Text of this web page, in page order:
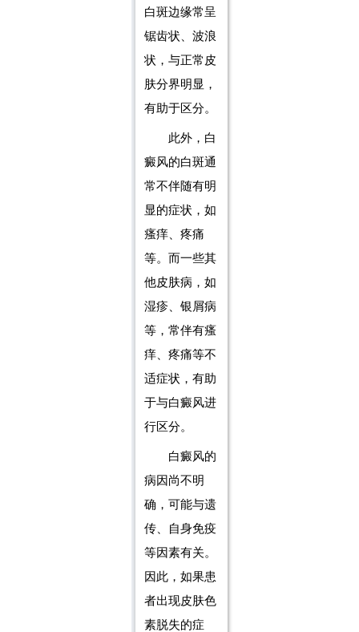
白斑边缘常呈
锯齿状、波浪
状，与正常皮
肤分界明显，
有助于区分。
此外，白
癜风的白斑通
常不伴随有明
显的症状，如
瘙痒、疼痛
等。而一些其
他皮肤病，如
湿疹、银屑病
等，常伴有瘙
痒、疼痛等不
适症状，有助
于与白癜风进
行区分。
白癜风的
病因尚不明
确，可能与遗
传、自身免疫
等因素有关。
因此，如果患
者出现皮肤色
素脱失的症